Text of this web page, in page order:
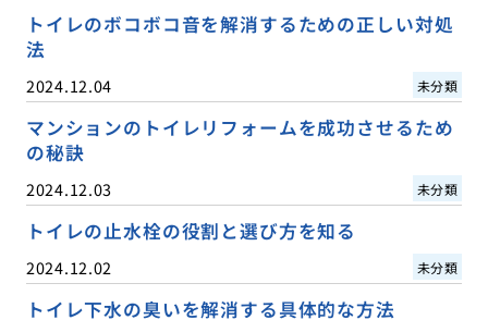
トイレのボコボコ音を解消するための正しい対処
法
2024.12.04 未分類
マンションのトイレリフォームを成功させるため
の秘訣
2024.12.03 未分類
トイレの止水栓の役割と選び方を知る
2024.12.02 未分類
トイレ下水の臭いを解消する具体的な方法